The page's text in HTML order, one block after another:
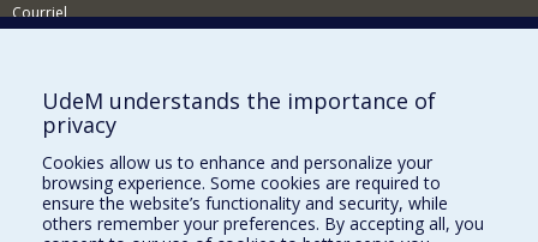
Courriel
Comment soutenir l'École?
BESOIN D'AIDE?
Plan du site
Signaler une erreur
Accessibilité
UdeM understands the importance of
privacy
Cookies allow us to enhance and personalize your
browsing experience. Some cookies are required to
ensure the website’s functionality and security, while
others remember your preferences. By accepting all, you